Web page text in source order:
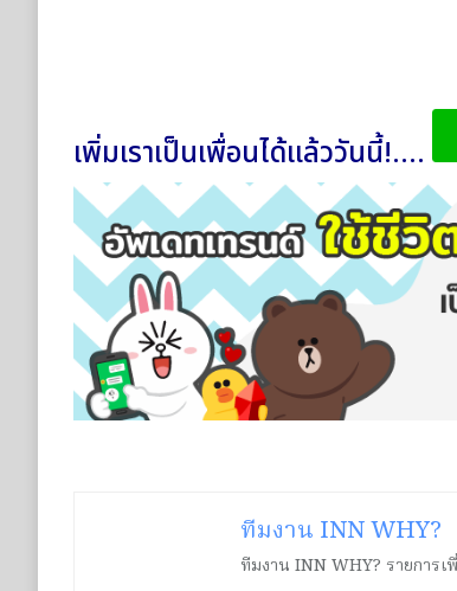
เพิ่มเราเป็นเพื่อนได้แล้ววันนี้!....
ทีมงาน INN WHY?
ทีมงาน INN WHY? รายการ